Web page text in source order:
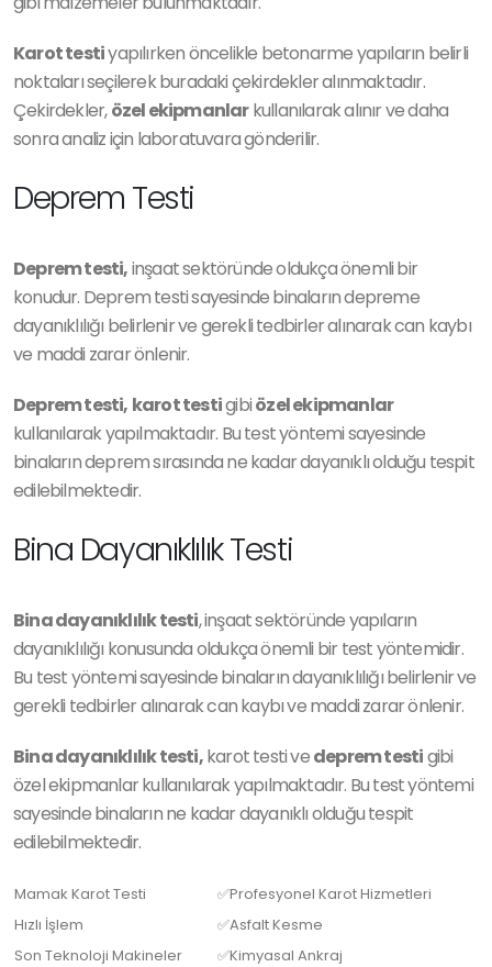
Karot testiyapılırken öncelikle betonarme yapıların belirli
noktaları seçilerek buradaki çekirdekler alınmaktadır.
Çekirdekler,özel ekipmanlarkullanılarak alınır ve daha
sonra analiz için laboratuvara gönderilir.
Deprem Testi
Deprem testi,inşaat sektöründe oldukça önemli bir
konudur. Deprem testi sayesinde binaların depreme
dayanıklılığı belirlenir ve gerekli tedbirler alınarak can kaybı
ve maddi zarar önlenir.
Deprem testi, karot testigibiözel ekipmanlar
kullanılarak yapılmaktadır. Bu test yöntemi sayesinde
binaların deprem sırasında ne kadar dayanıklı olduğu tespit
edilebilmektedir.
Bina Dayanıklılık Testi
Bina dayanıklılık testi, inşaat sektöründe yapıların
dayanıklılığı konusunda oldukça önemli bir test yöntemidir.
Bu test yöntemi sayesinde binaların dayanıklılığı belirlenir ve
gerekli tedbirler alınarak can kaybı ve maddi zarar önlenir.
Bina dayanıklılık testi,karot testi vedeprem testigibi
özel ekipmanlar kullanılarak yapılmaktadır. Bu test yöntemi
sayesinde binaların ne kadar dayanıklı olduğu tespit
edilebilmektedir.
Mamak Karot Testi
✅Profesyonel Karot Hizmetleri
Hızlı İşlem
✅Asfalt Kesme
Son Teknoloji Makineler
✅Kimyasal Ankraj